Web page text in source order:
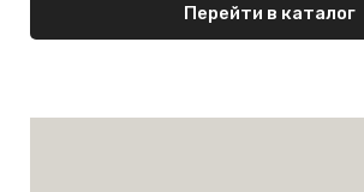
Перейти в каталог